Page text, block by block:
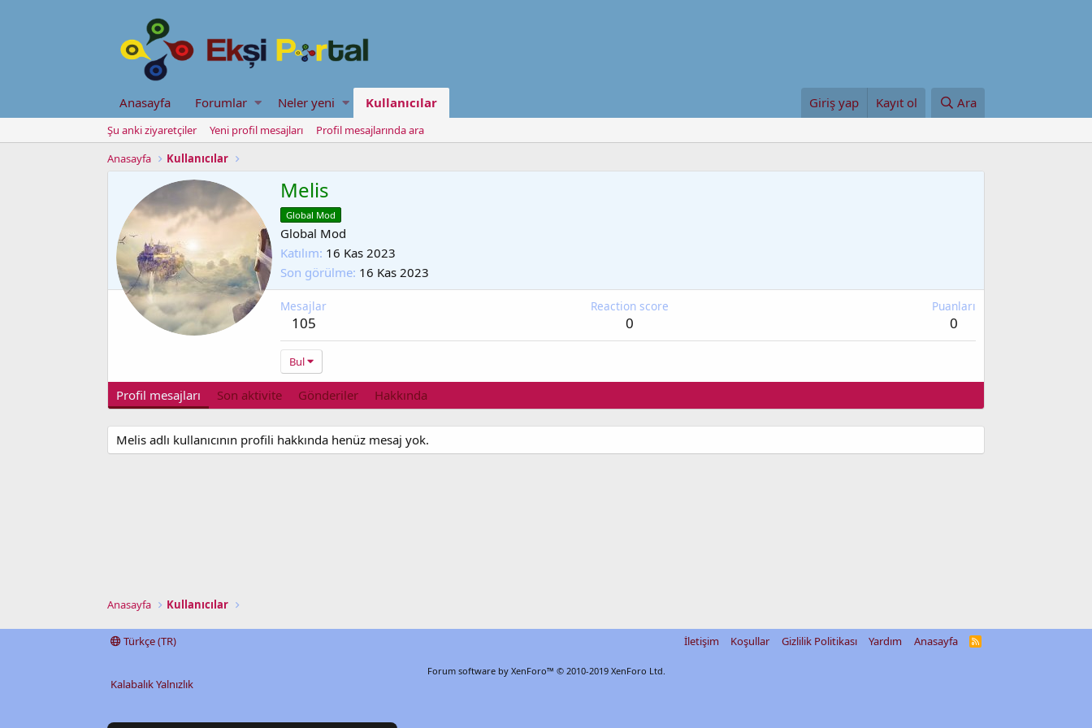
Anasayfa Forumlar Neler yeni Kullanıcılar Giriş yap Kayıt ol Ara
Şu anki ziyaretçiler Yeni profil mesajları
Profil mesajlarında ara
Anasayfa
Kullanıcılar
Melis
Global Mod
Global Mod
Katılım 16 Kas 2023
Son görülme 16 Kas 2023
Mesajlar
105
Reaction score
0
Puanları
0
Bul
Profil mesajları Son aktivite Gönderiler Hakkında
Melis adlı kullanıcının profili hakkında henüz mesaj yok.
Anasayfa Kullanıcılar
Türkçe (TR) İletişim Koşullar Gizlilik Politikası Yardım Anasayfa
R
Forum software by XenForo™ © 2010-2019 XenForo Ltd.
Kalabalık Yalnızlık